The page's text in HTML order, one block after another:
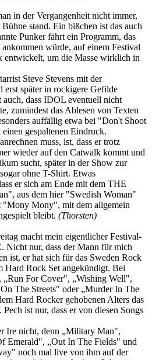
in der Vergangenheit nicht immer,
stand. Ein bißchen ist das auch
Punker fährt ein Programm, das
würde, auf einem Festival
entwickelt, um die Masse wirklich in
Steve Stevens mit der
erst später in rockigere Gefilde
dass IDOL eventuell nicht
zumindest das Ablesen von Texten
auffällig etwa bei "Don't Shoot
gespaltenen Eindruck.
muss, ist, dass er trotz
wieder auf den Catwalk kommt und
sucht, später in der Show zur
ohne T-Shirt. Etwas
er sich am Ende mit dem THE
aus dem hier "Swedish Woman"
"Mony Mony", mit dem allgemein
bleibt. (Thorsten)
macht mein eigentlicher Festival-
. Nicht nur, dass der Mann für mich
ist, er hat sich für das Sweden Rock
Hard Rock Set angekündigt. Bei
For Cover", „Wishing Well",
The Streets" oder „Murder In The
Hard Rocker gehobenen Alters das
ist nur, dass er von diesen Songs
Ire nicht, denn „Military Man",
Emerald", „Out In The Fields" und
noch mal live von ihm auf der